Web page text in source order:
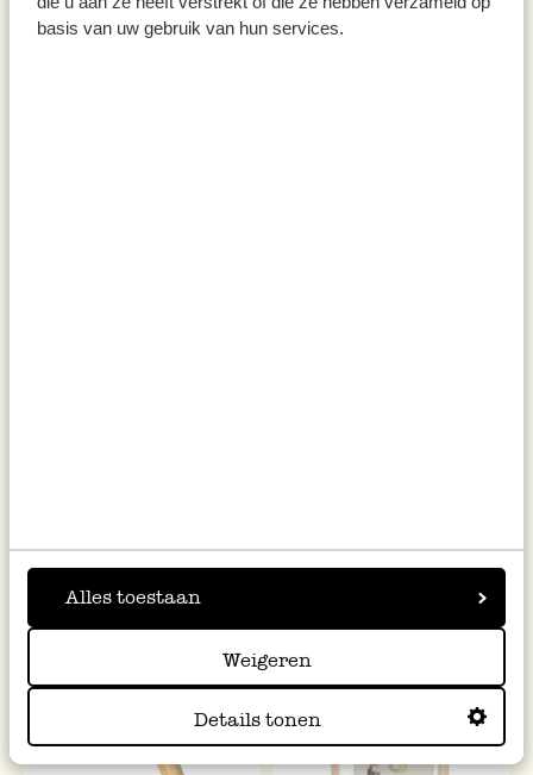
basis van uw gebruik van hun services.
Alles toestaan
Weigeren
Details tonen
24,95 € 7,95 €